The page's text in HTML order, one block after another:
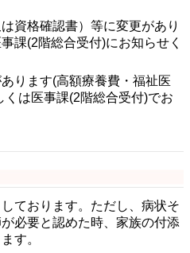
資格確認書）等に変更があり
課(2階総合受付)にお知らせく
ります(高額療養費・福祉医
は医事課(2階総合受付)でお
ております。ただし、病状そ
必要と認めた時、家族の付添
す。